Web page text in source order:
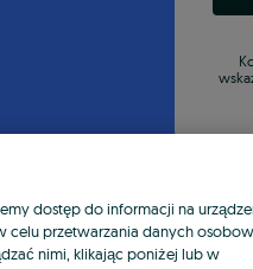
dostęp do informacji na
celu przetwarzania danych
nimi, klikając poniżej lub w